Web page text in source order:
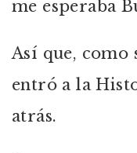
me esperaba
Así que, como
entró a la
atrás.